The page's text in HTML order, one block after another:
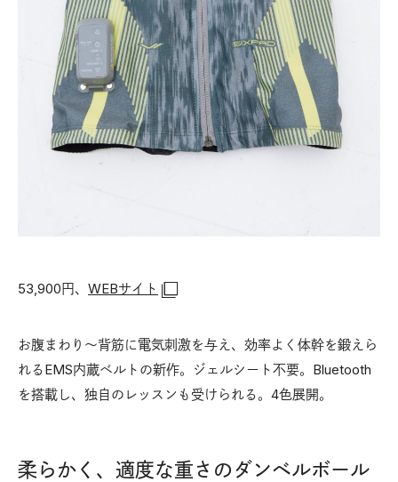
53,900円、 WEBサイト
お腹まわり〜背筋に電気刺激を与え、効率よく体幹を鍛えら
れるEMS内蔵ベルトの新作。ジェルシート不要。Bluetooth
を搭載し、独自のレッスンも受けられる。4色展開。
柔らかく、適度な重さのダンベルボール